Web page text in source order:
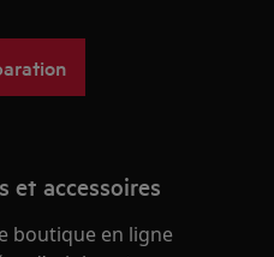
et accessoires
boutique en ligne